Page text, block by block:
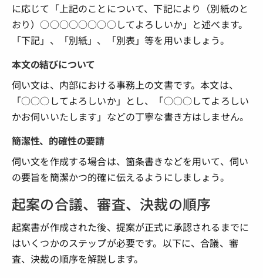
に応じて「上記のことについて、下記により（別紙のと
おり）○○○○○○○○してよろしいか」と述べます。
「下記」、「別紙」、「別表」等を用いましょう。
本文の結びについて
伺い文は、内部における事務上の文書です。本文は、
「○○○してよろしいか」とし、「○○○してよろしい
かお伺いいたします」などの丁寧な書き方はしません。
簡潔性、的確性の要請
伺い文を作成する場合は、箇条書きなどを用いて、伺い
の要旨を簡潔かつ的確に伝えるようにしましょう。
起案の合議、審査、決裁の順序
起案書が作成された後、提案が正式に承認されるまでに
はいくつかのステップが必要です。以下に、合議、審
査、決裁の順序を解説します。